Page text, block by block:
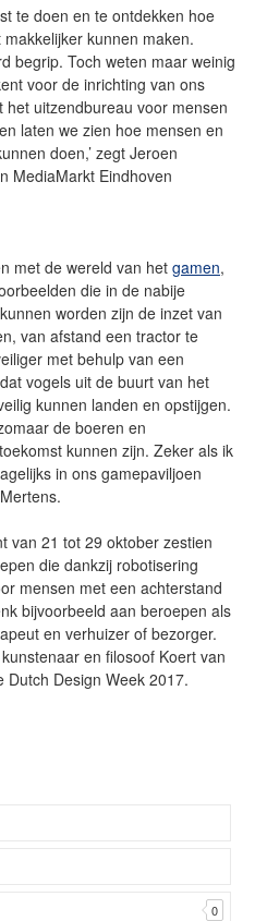
te doen en te ontdekken hoe
kunnen maken.
begrip. Toch weten maar weinig
voor de inrichting van ons
uitzendbureau voor mensen
laten we zien hoe mensen en
doen,’ zegt Jeroen
MediaMarkt Eindhoven
met de wereld van het gamen,
die in de nabije
worden zijn de inzet van
van afstand een tractor te
met behulp van een
vogels uit de buurt van het
kunnen landen en opstijgen.
de boeren en
kunnen zijn. Zeker als ik
in ons gamepaviljoen
van 21 tot 29 oktober zestien
die dankzij robotisering
mensen met een achterstand
bijvoorbeeld aan beroepen als
en verhuizer of bezorger.
en filosoof Koert van
Design Week 2017.
0